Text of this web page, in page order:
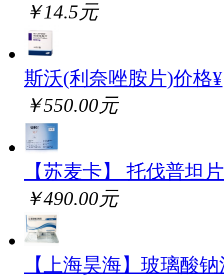
￥14.5元
斯沃(利奈唑胺片)价格¥
￥550.00元
【苏麦卡】 托伐普坦片
￥490.00元
【上海昊海】玻璃酸